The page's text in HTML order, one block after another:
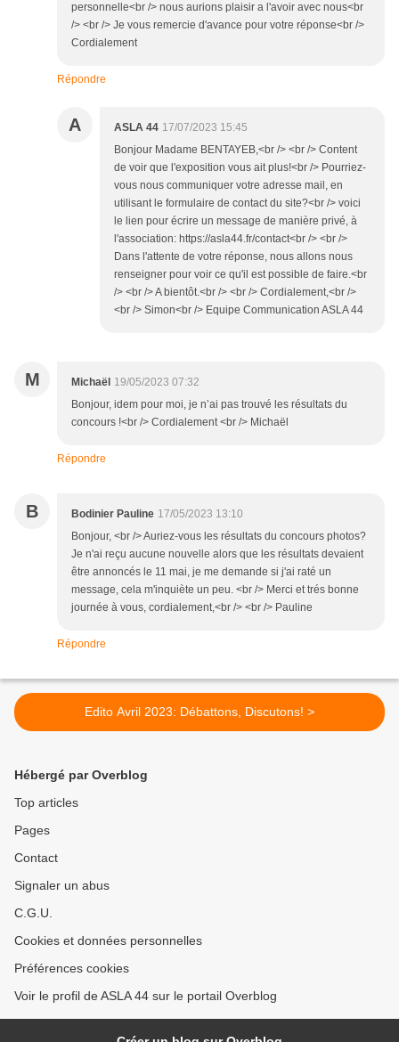
personnelle<br /> nous aurions plaisir a l'avoir avec nous<br
/> <br /> Je vous remercie d'avance pour votre réponse<br />
Cordialement
Répondre
A ASLA 44 17/07/2023 15:45
Bonjour Madame BENTAYEB,<br /> <br /> Content
de voir que l'exposition vous ait plus!<br /> Pourriez-
vous nous communiquer votre adresse mail, en
utilisant le formulaire de contact du site?<br /> voici
le lien pour écrire un message de manière privé, à
l'association: https://asla44.fr/contact<br /> <br />
Dans l'attente de votre réponse, nous allons nous
renseigner pour voir ce qu'il est possible de faire.<br
/> <br /> A bientôt.<br /> <br /> Cordialement,<br />
<br /> Simon<br /> Equipe Communication ASLA 44
M Michaël 19/05/2023 07:32
Bonjour, idem pour moi, je n’ai pas trouvé les résultats du
concours !<br /> Cordialement <br /> Michaël
Répondre
B Bodinier Pauline 17/05/2023 13:10
Bonjour, <br /> Auriez-vous les résultats du concours photos?
Je n'ai reçu aucune nouvelle alors que les résultats devaient
être annoncés le 11 mai, je me demande si j'ai raté un
message, cela m'inquiète un peu. <br /> Merci et trés bonne
journée à vous, cordialement,<br /> <br /> Pauline
Répondre
Edito Avril 2023: Débattons, Discutons! >
Hébergé par Overblog
Top articles
Pages
Contact
Signaler un abus
C.G.U.
Cookies et données personnelles
Préférences cookies
Voir le profil de ASLA 44 sur le portail Overblog